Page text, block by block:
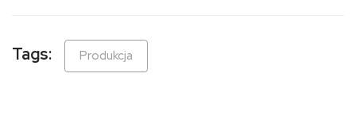
Tags: Produkcja